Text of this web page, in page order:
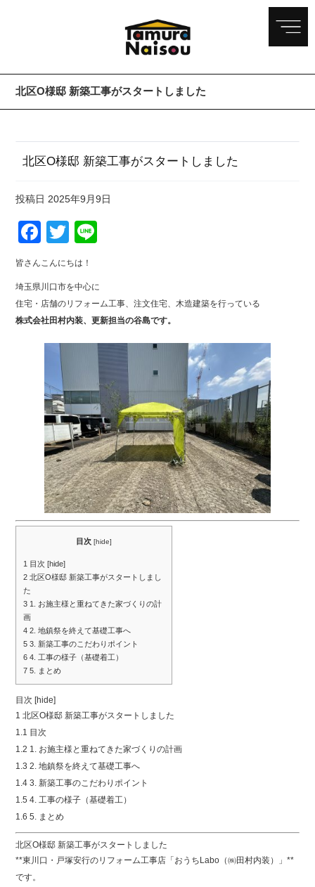
北区O様邸 新築工事がスタートしました
北区O様邸 新築工事がスタートしました
投稿日 2025年9月9日
Facebook
Twitter
皆さんこんにちは！
埼玉県川口市を中心に
住宅・店舗のリフォーム工事、注文住宅、木造建築を行っている
株式会社田村内装、更新担当の谷島です。
目次 [hide]
1 目次 [hide]
2 北区O様邸 新築工事がスタートしまし
た
3 1. お施主様と重ねてきた家づくりの計
画
4 2. 地鎮祭を終えて基礎工事へ
5 3. 新築工事のこだわりポイント
6 4. 工事の様子（基礎着工）
7 5. まとめ
目次 [hide]
1 北区O様邸 新築工事がスタートしました
1.1 目次
1.2 1. お施主様と重ねてきた家づくりの計画
1.3 2. 地鎮祭を終えて基礎工事へ
1.4 3. 新築工事のこだわりポイント
1.5 4. 工事の様子（基礎着工）
1.6 5. まとめ
北区O様邸 新築工事がスタートしました
**東川口・戸塚安行のリフォーム工事店「おうちLabo（㈱田村内装）」**
です。